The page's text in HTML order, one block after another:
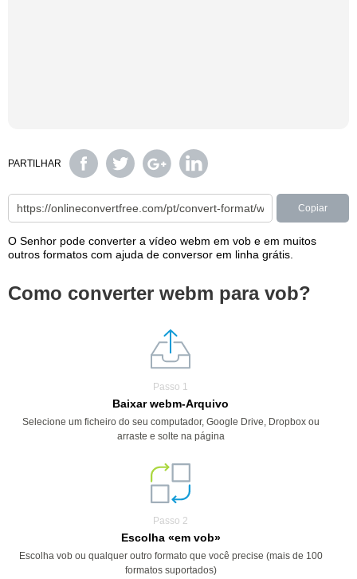
PARTILHAR
Copiar
O Senhor pode converter a vídeo webm em vob e em muitos
outros formatos com ajuda de conversor em linha grátis.
Como converter webm para vob?
Passo 1
Baixar webm-Arquivo
Selecione um ficheiro do seu computador, Google Drive, Dropbox ou
arraste e solte na página
Passo 2
Escolha «em vob»
Escolha vob ou qualquer outro formato que você precise (mais de 100
formatos suportados)